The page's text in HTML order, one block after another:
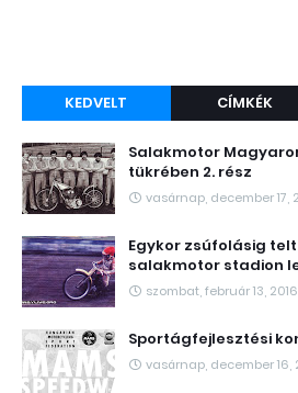
KEDVELT CÍMKÉK
Salakmotor
tükrében 2. rész
vasárnap, december 17,
Egykor zsúfolásig
salakmotor stadion
szombat, február 13, 2016
Sportágfejlesztési
vasárnap, december 16,